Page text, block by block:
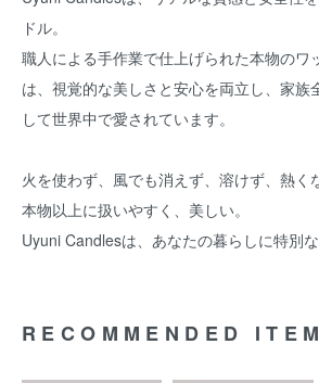
ドル。
職人による手作業で仕上げられた本物のワ
は、視覚的な美しさと安心を両立し、家族
して世界中で愛されています。
火を使わず、風でも消えず、溶けず、熱く
本物以上に扱いやすく、美しい。
Uyuni Candlesは、あなたの暮らしに特別な
RECOMMENDED ITEM